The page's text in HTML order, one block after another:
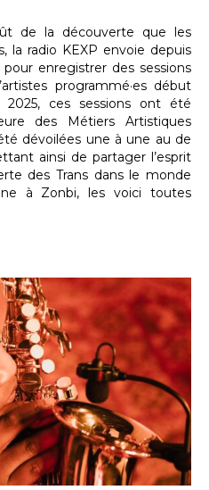
de la découverte que les
la radio KEXP envoie depuis
enregistrer des sessions
programmé·es début
ces sessions ont été
des Métiers Artistiques
dévoilées une à une au de
ainsi de partager l’esprit
des Trans dans le monde
à Zonbi, les voici toutes